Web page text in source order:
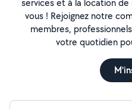
services et à la location
vous ! Rejoignez notre
membres,
votre quotidien